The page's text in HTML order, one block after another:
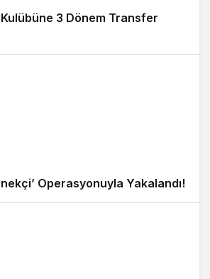
Kulübüne 3 Dönem Transfer
Operasyonuyla Yakalandı!